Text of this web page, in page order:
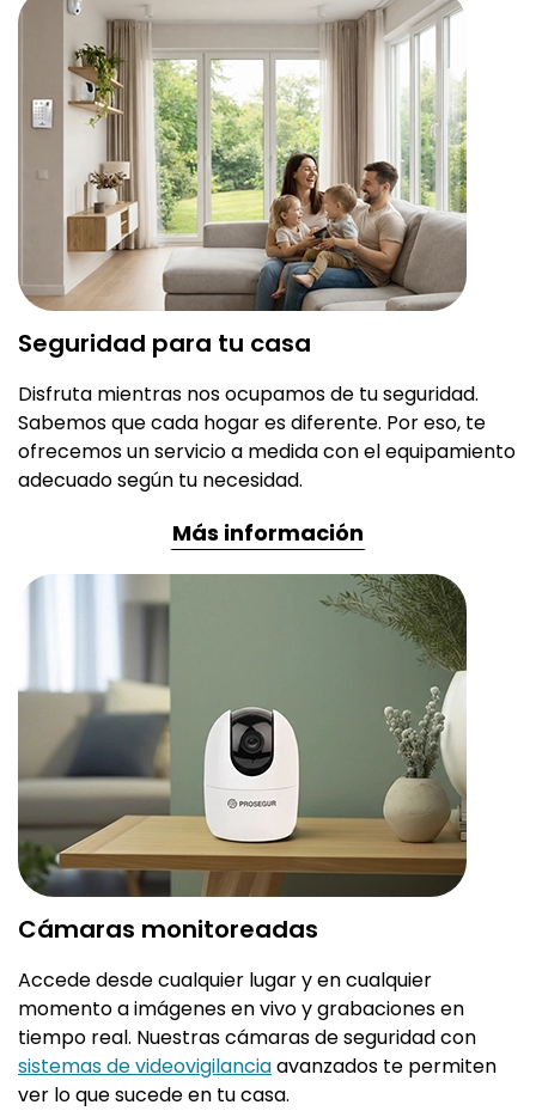
Seguridad para tu casa
Disfruta mientras nos ocupamos de tu seguridad.
Sabemos que cada hogar es diferente. Por eso, te
ofrecemos un servicio a medida con el equipamiento
adecuado según tu necesidad.
Más información
Cámaras monitoreadas
Accede desde cualquier lugar y en cualquier
momento a imágenes en vivo y grabaciones en
tiempo real. Nuestras cámaras de seguridad con
sistemas de videovigilanciaavanzados te permiten
ver lo que sucede en tu casa.